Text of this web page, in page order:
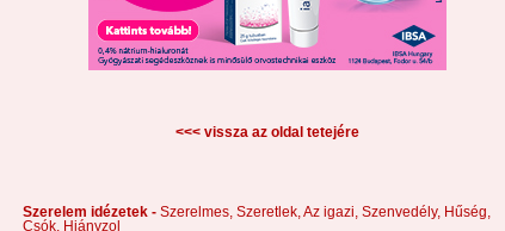
<<< vissza az oldal tetejére
Szerelem idézetek - Szerelmes, Szeretlek, Az igazi, Szenvedély, Hűség,
Csók,
Hiányzol